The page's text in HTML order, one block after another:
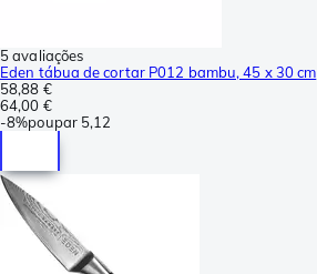
5 avaliações
Eden tábua de cortar P012 bambu, 45 x 30 cm
58,88 €
64,00 €
-8%poupar 5,12